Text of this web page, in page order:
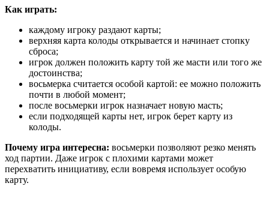
Как играть:
каждому игроку раздают карты;
верхняя карта колоды открывается и начинает стопку
сброса;
игрок должен положить карту той же масти или того же
достоинства;
восьмерка считается особой картой: ее можно положить
почти в любой момент;
после восьмерки игрок назначает новую масть;
если подходящей карты нет, игрок берет карту из
колоды.
Почему игра интересна: восьмерки позволяют резко менять
ход партии. Даже игрок с плохими картами может
перехватить инициативу, если вовремя использует особую
карту.